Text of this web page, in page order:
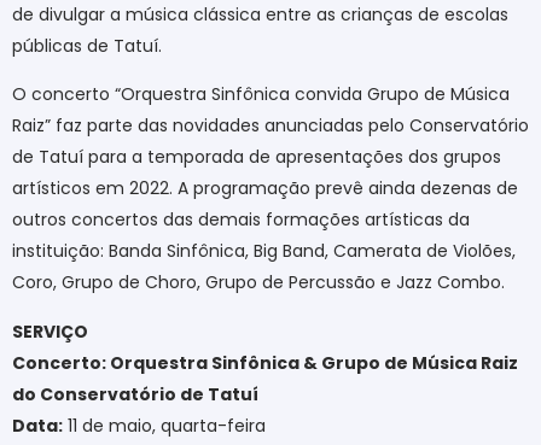
de divulgar a música clássica entre as crianças de escolas
públicas de Tatuí.
O concerto “Orquestra Sinfônica convida Grupo de Música
Raiz” faz parte das novidades anunciadas pelo Conservatório
de Tatuí para a temporada de apresentações dos grupos
artísticos em 2022. A programação prevê ainda dezenas de
outros concertos das demais formações artísticas da
instituição: Banda Sinfônica, Big Band, Camerata de Violões,
Coro, Grupo de Choro, Grupo de Percussão e Jazz Combo.
SERVIÇO
Concerto: Orquestra Sinfônica & Grupo de Música Raiz
do Conservatório de Tatuí
Data: 11 de maio, quarta-feira